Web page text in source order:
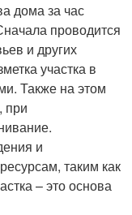
дома за час
проводится
и других
участка в
Также на этом
при
и
таким как
– это основа